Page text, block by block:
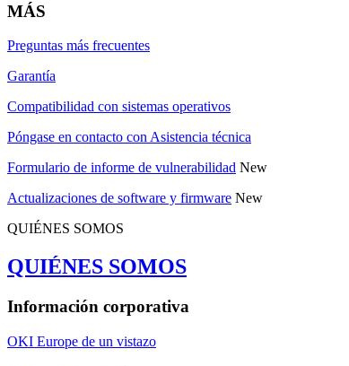
MÁS
Preguntas más frecuentes
Garantía
Compatibilidad con sistemas operativos
Póngase en contacto con Asistencia técnica
Formulario de informe de vulnerabilidad New
Actualizaciones de software y firmware New
QUIÉNES SOMOS
QUIÉNES SOMOS
Información corporativa
OKI Europe de un vistazo